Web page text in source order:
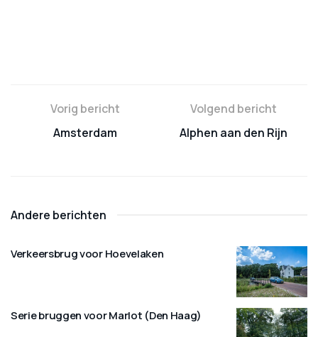
Vorig bericht
Amsterdam
Volgend bericht
Alphen aan den Rijn
Andere berichten
Verkeersbrug voor Hoevelaken
Serie bruggen voor Marlot (Den Haag)